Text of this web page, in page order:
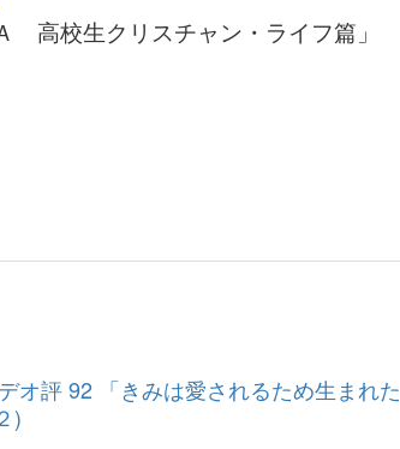
高校生クリスチャン・ライフ篇」
オ評 92 「きみは愛されるため生まれた
)